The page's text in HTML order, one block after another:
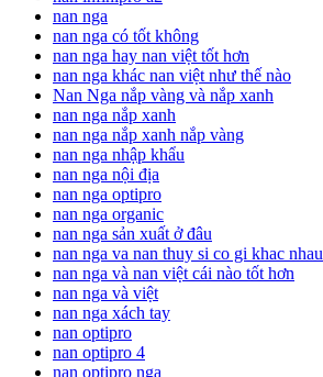
nan nga
nan nga có tốt không
nan nga hay nan việt tốt hơn
nan nga khác nan việt như thế nào
Nan Nga nắp vàng và nắp xanh
nan nga nắp xanh
nan nga nắp xanh nắp vàng
nan nga nhập khẩu
nan nga nội địa
nan nga optipro
nan nga organic
nan nga sản xuất ở đâu
nan nga va nan thuy si co gi khac nhau
nan nga và nan việt cái nào tốt hơn
nan nga và việt
nan nga xách tay
nan optipro
nan optipro 4
nan optipro nga